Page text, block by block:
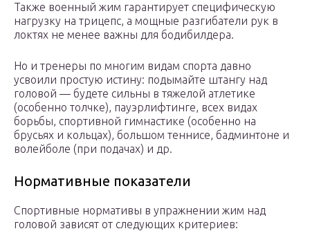
Также военный жим гарантирует специфическую
нагрузку на трицепс, а мощные разгибатели рук в
локтях не менее важны для бодибилдера.
Но и тренеры по многим видам спорта давно
усвоили простую истину: подымайте штангу над
головой — будете сильны в тяжелой атлетике
(особенно толчке), пауэрлифтинге, всех видах
борьбы, спортивной гимнастике (особенно на
брусьях и кольцах), большом теннисе, бадминтоне и
волейболе (при подачах) и др.
Нормативные показатели
Спортивные нормативы в упражнении жим над
головой зависят от следующих критериев: